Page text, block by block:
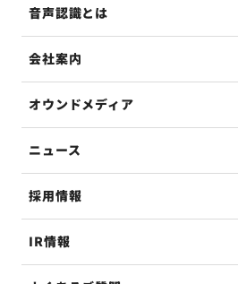
音声認識とは
会社案内
オウンドメディア
ニュース
採用情報
IR情報